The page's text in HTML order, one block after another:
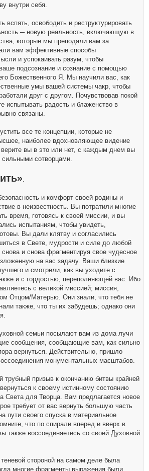
внутри себя.
вспять, освободить и реструктурировать
новую реальность, включающую в
которые мы преподали вам за
вам эффективные способы
и успокаивать разум, чтобы
подсознание и сознание с помощью
Божественного Я. Мы научили вас, как
умы вашей системы чакр, чтобы
друг с другом. Почувствовав покой
испытывать радость и блаженство в
связаны.
все те концепции, которые не
наиболее вдохновляющее видение
вы в это или нет, с каждым днем вы
сильными сотворцами.
.
и комфорт своей родины и
в неизвестность. Вы потратили многие
время, готовясь к своей миссии, и вы
испытаниям, чтобы увидеть,
Вы дали клятву и согласились
в Свете, мудрости и силе до любой
и снова фрагментируя свое чудесное
на вас задачу. Ваши близкие
и смотрели, как вы уходите с
и с гордостью, переполняющей вас. Ибо
с великой миссией; миссия,
Отцом/Матерью. Они знали, что тебя не
также, что ты их забудешь; однако они
семьи посылают вам из дома лучи
сообщения, сообщающие вам, как сильно
вернуться. Действительно, пришло
монументальных масштабов.
трубный призыв к окончанию битвы крайней
к своему истинному состоянию
Света для Творца. Вам предлагается новое
требует от вас вернуть большую часть
пути своего спуска в материальное
что по спирали вперед и вверх в
также воссоединяетесь со своей Духовной
стороной на самом деле была
многие фрагменты выражения были